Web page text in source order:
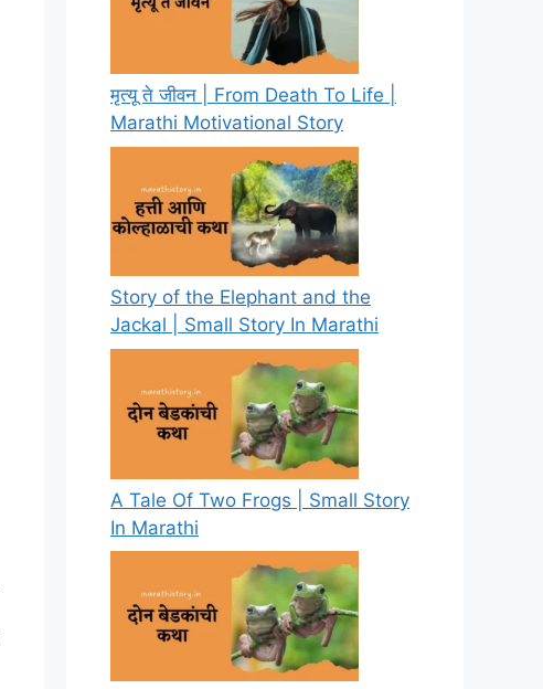
मृत्यू ते जीवन | From Death To Life |
Marathi Motivational Story
Story of the Elephant and the
Jackal | Small Story In Marathi
A Tale Of Two Frogs | Small Story
In Marathi